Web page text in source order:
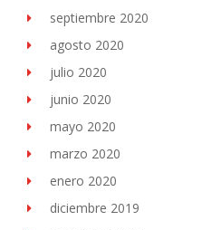
septiembre 2020
agosto 2020
julio 2020
junio 2020
mayo 2020
marzo 2020
enero 2020
diciembre 2019